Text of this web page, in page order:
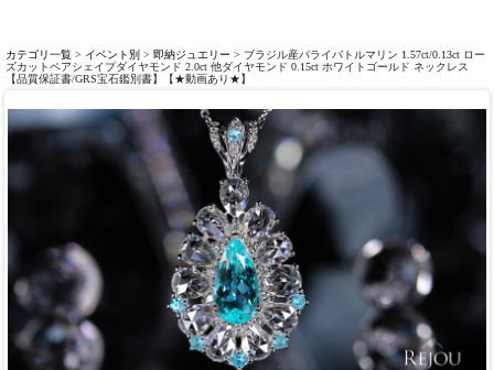
カテゴリ一覧 > イベント別 > 即納ジュエリー > ブラジル産パライバトルマリン 1.57ct/0.13ct ロー
ズカットペアシェイプダイヤモンド 2.0ct 他ダイヤモンド 0.15ct ホワイトゴールド ネックレス
【品質保証書/GRS宝石鑑別書】【★動画あり★】